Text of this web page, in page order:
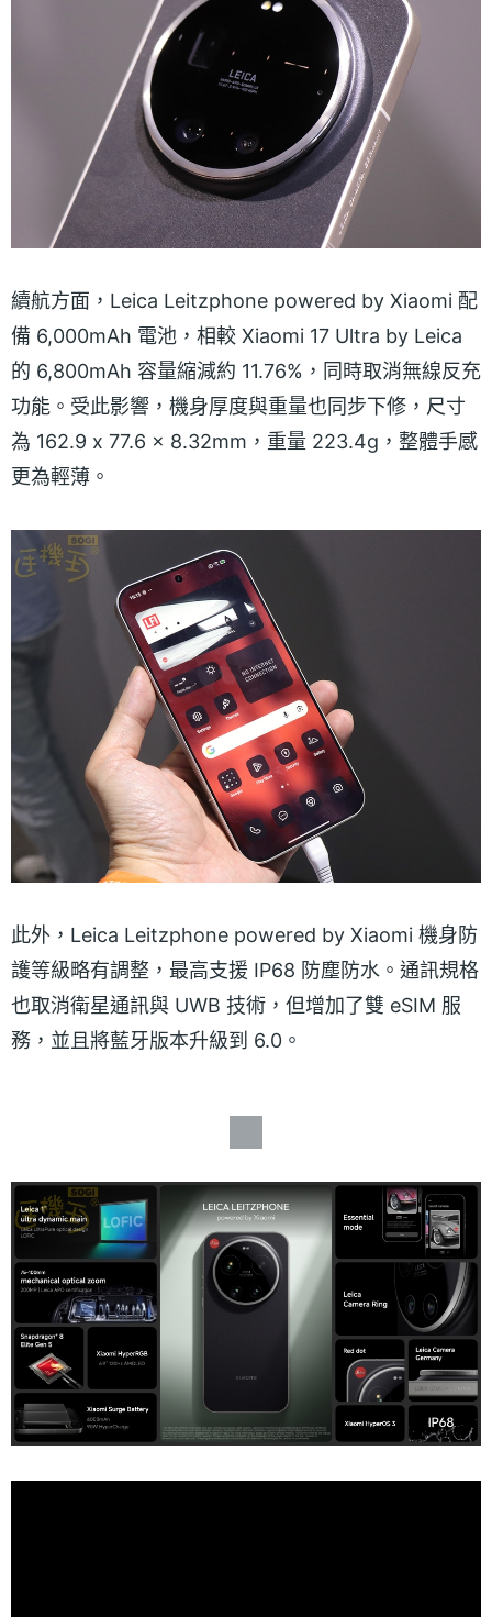
續航方面，Leica Leitzphone powered by Xiaomi 配
備 6,000mAh 電池，相較 Xiaomi 17 Ultra by Leica
的 6,800mAh 容量縮減約 11.76%，同時取消無線反充
功能。受此影響，機身厚度與重量也同步下修，尺寸
為 162.9 x 77.6 x 8.32mm，重量 223.4g，整體手感
更為輕薄。
此外，Leica Leitzphone powered by Xiaomi 機身防
護等級略有調整，最高支援 IP68 防塵防水。通訊規格
也取消衛星通訊與 UWB 技術，但增加了雙 eSIM 服
務，並且將藍牙版本升級到 6.0。